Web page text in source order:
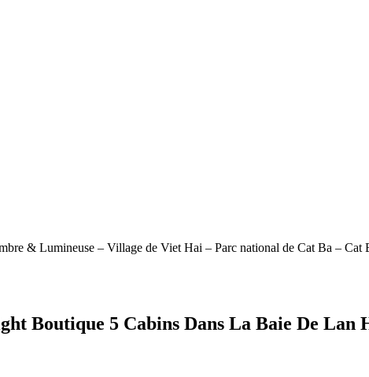
& Lumineuse – Village de Viet Hai – Parc national de Cat Ba – Cat
Boutique 5 Cabins Dans La Baie De Lan